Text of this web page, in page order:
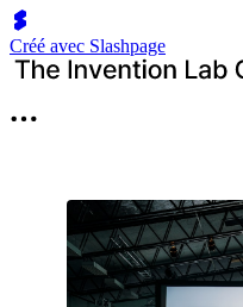
Créé avec Slashpage